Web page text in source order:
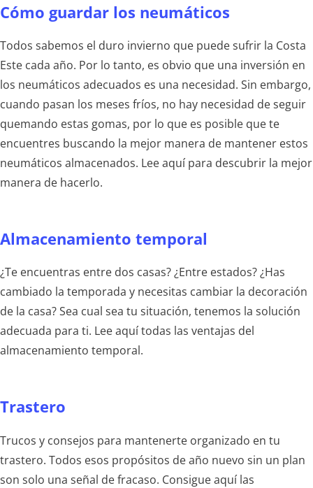
Cómo guardar los neumáticos
Todos sabemos el duro invierno que puede sufrir la Costa
Este cada año. Por lo tanto, es obvio que una inversión en
los neumáticos adecuados es una necesidad. Sin embargo,
cuando pasan los meses fríos, no hay necesidad de seguir
quemando estas gomas, por lo que es posible que te
encuentres buscando la mejor manera de mantener estos
neumáticos almacenados. Lee aquí para descubrir la mejor
manera de hacerlo.
Almacenamiento temporal
¿Te encuentras entre dos casas? ¿Entre estados? ¿Has
cambiado la temporada y necesitas cambiar la decoración
de la casa? Sea cual sea tu situación, tenemos la solución
adecuada para ti. Lee aquí todas las ventajas del
almacenamiento temporal.
Trastero
Trucos y consejos para mantenerte organizado en tu
trastero. Todos esos propósitos de año nuevo sin un plan
son solo una señal de fracaso. Consigue aquí las